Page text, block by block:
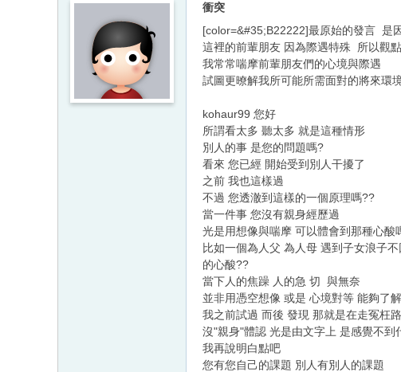
衝突
[color=&#35;B22222]最原始的發言 是
這裡的前輩朋友 因為際遇特殊 所以觀
我常常喘摩前輩朋友們的心境與際遇
試圖更暸解我所可能所需面對的將來環
kohaur99 您好
所謂看太多 聽太多 就是這種情形
別人的事 是您的問題嗎?
看來 您已經 開始受到別人干擾了
之前 我也這樣過
不過 您透澈到這樣的一個原理嗎??
當一件事 您沒有親身經歷過
光是用想像與喘摩 可以體會到那種心酸
比如一個為人父 為人母 遇到子女浪子
的心酸??
當下人的焦躁 人的急 切 與無奈
並非用憑空想像 或是 心境對等 能夠了
我之前試過 而後 發現 那就是在走冤枉路
沒"親身"體認 光是由文字上 是感覺不到
我再說明白點吧
您有您自己的課題 別人有別人的課題